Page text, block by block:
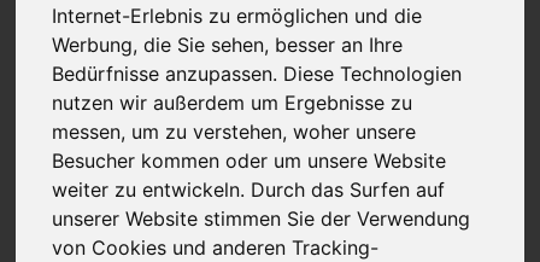
Internet-Erlebnis zu ermöglichen und die
Werbung, die Sie sehen, besser an Ihre
Bedürfnisse anzupassen. Diese Technologien
nutzen wir außerdem um Ergebnisse zu
messen, um zu verstehen, woher unsere
Besucher kommen oder um unsere Website
weiter zu entwickeln. Durch das Surfen auf
unserer Website stimmen Sie der Verwendung
von Cookies und anderen Tracking-